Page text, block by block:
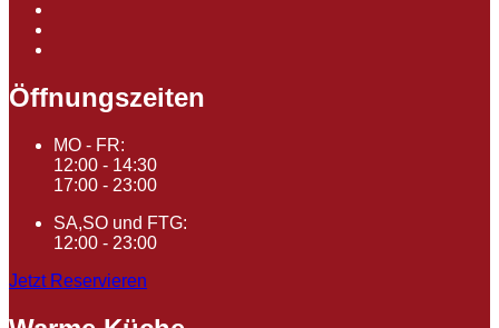
Öffnungszeiten
MO - FR:
12:00 - 14:30
17:00 - 23:00
SA,SO und FTG:
12:00 - 23:00
Jetzt Reservieren